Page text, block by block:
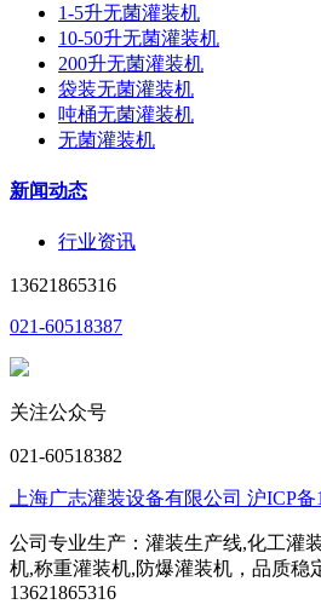
1-5升无菌灌装机
10-50升无菌灌装机
200升无菌灌装机
袋装无菌灌装机
吨桶无菌灌装机
无菌灌装机
新闻动态
行业资讯
13621865316
021-60518387
关注公众号
021-60518382
上海广志灌装设备有限公司 沪ICP备
公司专业生产：灌装生产线,化工灌
机,称重灌装机,防爆灌装机，品质稳
13621865316